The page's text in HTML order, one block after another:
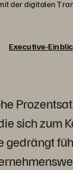
der digitalen
Executive-
sich zum
gedrängt